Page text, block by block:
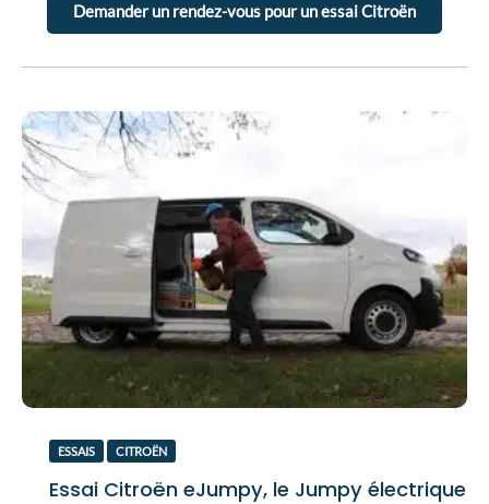
Demander un rendez-vous pour un essai Citroën
ESSAIS CITROËN
Essai Citroën eJumpy, le Jumpy électrique